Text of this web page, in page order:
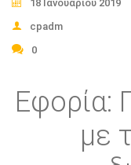
18 Ιανουαρίου 2019
cpadm
0
Εφορία:
με